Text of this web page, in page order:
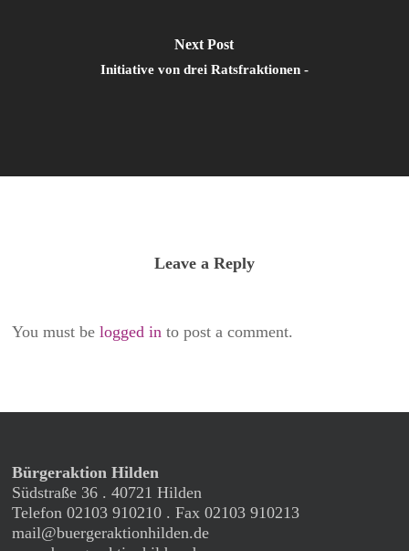
Next Post
Initiative von drei Ratsfraktionen -
Leave a Reply
You must belogged in to post a comment.
Bürgeraktion Hilden
Südstraße 36 . 40721 Hilden
Telefon 02103 910210 . Fax 02103 910213
mail@buergeraktionhilden.de